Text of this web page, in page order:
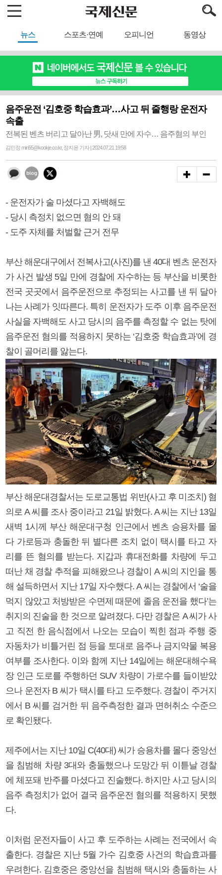
뉴스 스포츠·연예 오피니언 동영상
음주운전 ‘김호중 학습효과’…사고 뒤 줄행랑 운전자
속출
전복된 벤츠 버리고 달아난 男, 닷새 만에 자수… 음주혐의 부인
김민정 min55@kookje.co.kr, 정지윤 기자 | 2024.07.21 19:58
- 운전자가 술 마셨다고 자백해도
- 당시 측정치 없으면 혐의 안 돼
- 도주 자체를 처벌할 근거 전무
부산 해운대구에서 전복사고(사진)를 낸 40대 벤츠 운전자
가 사건 발생 5일 만에 경찰에 자수하는 등 부산을 비롯한
전국 곳곳에서 음주운전으로 추정되는 사고를 낸 뒤 달아
나는 사례가 잇따른다. 특히 운전자가 도주 이후 음주운전
사실을 자백해도 사고 당시의 음주를 측정할 수 없는 탓에
음주운전 혐의를 적용하지 못하는 ‘김호중 학습효과’에 경
찰이 골머리를 앓는다.
부산 해운대경찰서는 도로교통법 위반(사고 후 미조치) 혐
의로 A 씨를 조사 중이라고 21일 밝혔다. A 씨는 지난 13일
새벽 1시께 부산 해운대구청 인근에서 벤츠 승용차를 몰
다 가로등과 충돌한 뒤 별다른 조치 없이 택시를 타고 자
리를 뜬 혐의를 받는다. 지갑과 휴대전화를 차량에 두고
떠난 채 경찰 추적을 피해왔으나 경찰이 A 씨의 지인을 통
해 설득하면서 지난 17일 자수했다. A 씨는 경찰에서 ‘술을
먹지 않았고 처방받은 수면제 때문에 졸음 운전을 했다’는
취지의 진술을 한 것으로 알려졌다. 다만 경찰은 A 씨가 사
고 직전 한 음식점에서 나오는 모습이 찍힌 점과 주행 중
자동차가 비틀거린 점 등을 토대로 음주나 금지약물 복용
여부를 조사한다. 이와 함께 지난 14일에는 해운대해수욕
장 인근 도로를 주행하던 SUV 차량이 가로수를 들이받았
으나 운전자 B 씨가 택시를 타고 도주했다. 경찰이 주거지
에서 B 씨를 검거한 뒤 음주측정한 결과 면허취소 수준으
로 확인됐다.
제주에서는 지난 10일 C(40대) 씨가 승용차를 몰다 중앙선
을 침범해 차량 3대와 충돌했으나 도망간 뒤 이튿날 경찰
에 체포돼 반주를 마셨다고 진술했다. 하지만 사고 당시의
음주 측정치가 없어 결국 음주운전 혐의를 적용하지 못했
다.
이처럼 운전자들이 사고 후 도주하는 사례는 전국에서 속
출한다. 경찰은 지난 5월 가수 김호중 사건의 학습효과를
우려한다. 김호중은 중앙선을 침범해 택시와 충돌하는 사